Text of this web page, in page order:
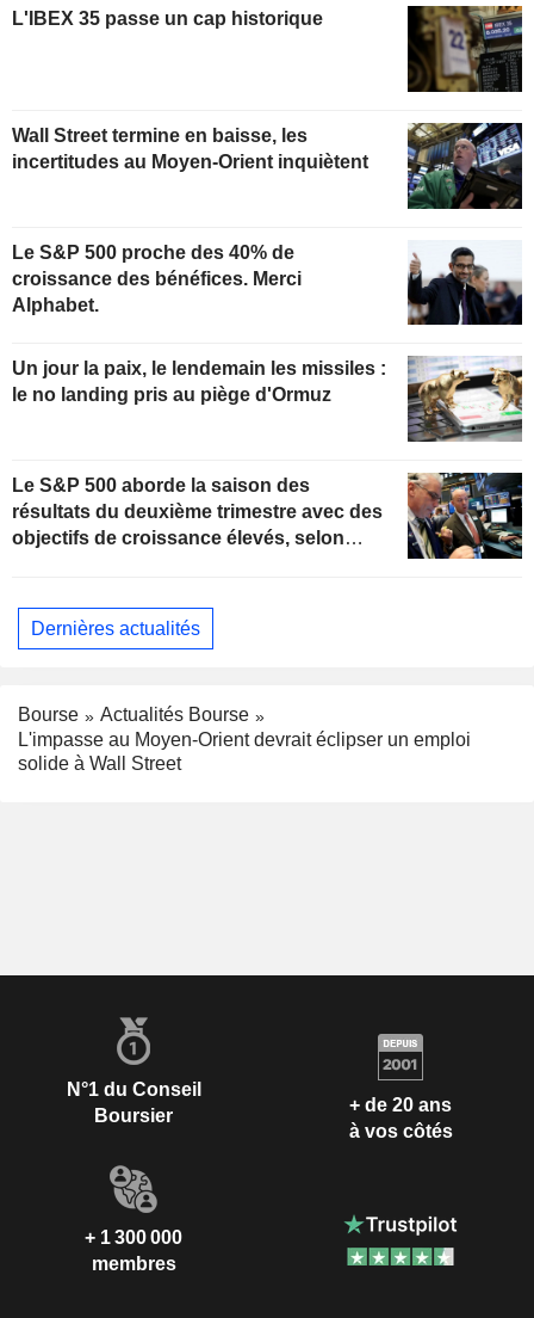
L'IBEX 35 passe un cap historique
Wall Street termine en baisse, les
incertitudes au Moyen-Orient inquiètent
Le S&P 500 proche des 40% de
croissance des bénéfices. Merci
Alphabet.
Un jour la paix, le lendemain les missiles :
le no landing pris au piège d'Ormuz
Le S&P 500 aborde la saison des
résultats du deuxième trimestre avec des
objectifs de croissance élevés, selon
Dernières actualités
Bourse
Actualités Bourse
L'impasse au Moyen-Orient devrait éclipser un emploi
solide à Wall Street
N°1 du Conseil
Boursier
+ de 20 ans
à vos côtés
+ 1 300 000
membres